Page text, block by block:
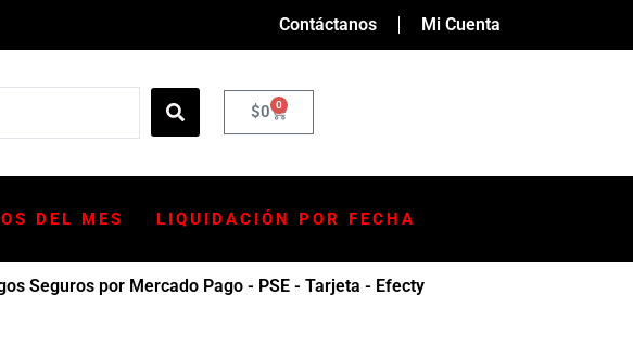
Contáctanos Mi Cuenta
$0 0
DEL MES LIQUIDACIÓN POR FECHA
Seguros por Mercado Pago - PSE - Tarjeta - Efecty